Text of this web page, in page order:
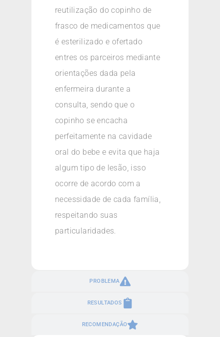
PROBLEMA
RESULTADOS
RECOMENDAÇÃO
reutilização do copinho de
frasco de medicamentos que
é esterilizado e ofertado
entres os parceiros mediante
orientações dada pela
enfermeira durante a
consulta, sendo que o
copinho se encacha
perfeitamente na cavidade
oral do bebe e evita que haja
algum tipo de lesão, isso
ocorre de acordo com a
necessidade de cada família,
respeitando suas
particularidades.